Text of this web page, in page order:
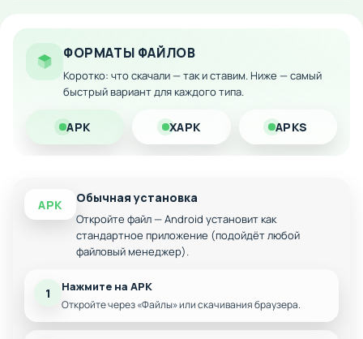
без затрат
Скачайте модифицированную версию на Андроид и
почувствуйте себя непобедимым защитником Земли,
навыков!
ФОРМАТЫ ФАЙЛОВ
Коротко: что скачали — так и ставим. Ниже — самый
быстрый вариант для каждого типа.
APK XAPK APKS
APK Обычная установка
Откройте файл — Android установит как
стандартное приложение (подойдёт любой
файловый менеджер).
1 Нажмите на APK
Откройте через «Файлы» или скачивания браузера.